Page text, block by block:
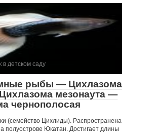
в детском саду
рыбы — Цихлазома
мезонаута —
чернополосая
(семейство Цихлиды). Распространена
полуострове Юкатан. Достигает длины